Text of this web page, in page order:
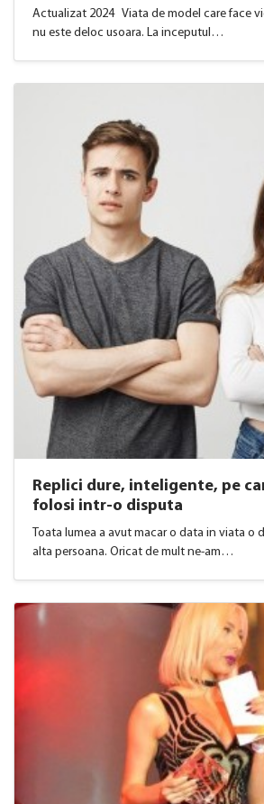
Actualizat 2024 Viata de model care face
nu este deloc usoara. La inceputul…
Replici dure, inteligente, pe
folosi intr-o disputa
Toata lumea a avut macar o data in viata o
alta persoana. Oricat de mult ne-am…